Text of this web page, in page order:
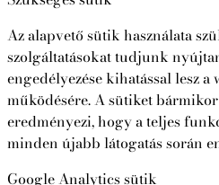
Az alapvető sütik használata
szolgáltatásokat tudjunk
engedélyezése kihatással lesz
működésére. A sütiket
eredményezi, hogy a teljes
minden újabb látogatás során
Google Analytics sütik